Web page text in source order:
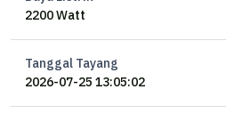
- Air PDAM
- Listrik 2200W
- Dapur + kitchen set
- Sertifikat Hak Milik
2200 Watt
Tanggal Tayang
2026-07-25 13:05:02